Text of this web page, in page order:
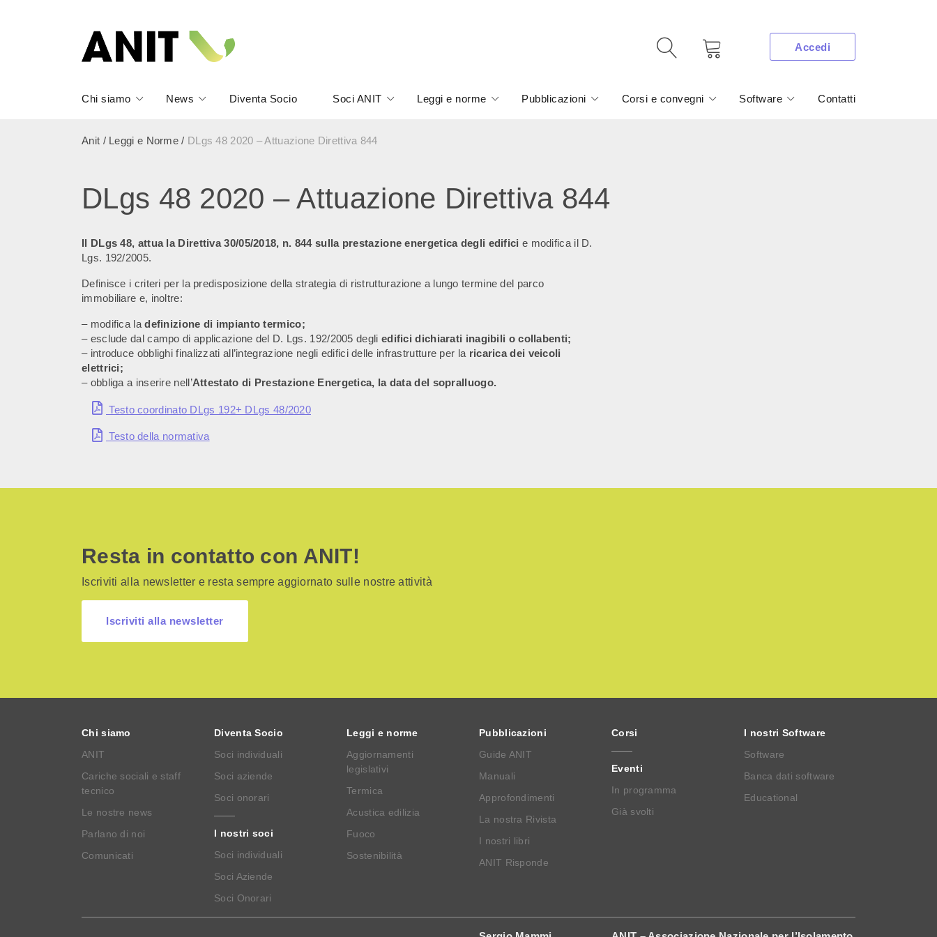
Accedi
Chi siamo News Diventa Socio Soci ANIT Leggi e norme Pubblicazioni Corsi e convegni Software Contatti
Anit / Leggi e Norme / DLgs 48 2020 – Attuazione Direttiva 844
DLgs 48 2020 – Attuazione Direttiva 844
Il DLgs 48, attua la Direttiva 30/05/2018, n. 844 sulla prestazione energetica degli edifici e modifica il D.
Lgs. 192/2005.
Definisce i criteri per la predisposizione della strategia di ristrutturazione a lungo termine del parco
immobiliare e, inoltre:
– modifica ladefinizione di impianto termico;
– esclude dal campo di applicazione del D. Lgs. 192/2005 degli edifici dichiarati inagibili o collabenti;
– introduce obblighi finalizzati all’integrazione negli edifici delle infrastrutture per la ricarica dei veicoli
elettrici;
– obbliga a inserire nell’Attestato di Prestazione Energetica, la data del sopralluogo.
Testo coordinato DLgs 192+ DLgs 48/2020
Testo della normativa
Resta in contatto con ANIT!
Iscriviti alla newsletter e resta sempre aggiornato sulle nostre attività
Iscriviti alla newsletter
Chi siamo
ANIT
Cariche sociali e staff
tecnico
Le nostre news
Parlano di noi
Comunicati
Diventa Socio
Soci individuali
Soci aziende
Soci onorari
I nostri soci
Soci individuali
Soci Aziende
Soci Onorari
Leggi e norme
Aggiornamenti
legislativi
Termica
Acustica edilizia
Fuoco
Sostenibilità
Pubblicazioni
Guide ANIT
Manuali
Approfondimenti
La nostra Rivista
I nostri libri
ANIT Risponde
Corsi
Eventi
In programma
Già svolti
I nostri Software
Software
Banca dati software
Educational